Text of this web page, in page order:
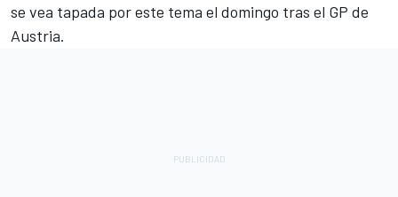
se vea tapada por este tema el domingo tras el GP de
Austria.